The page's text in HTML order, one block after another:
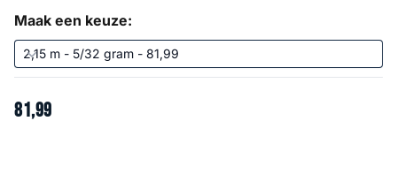
Maak een keuze:
81,99